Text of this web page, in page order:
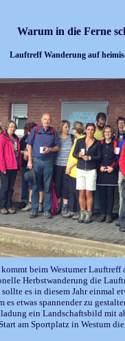
Warum in die Ferne
Lauftreff Wanderung auf
beim Westumer
Herbstwanderung die
es in diesem Jahr einmal
es etwas spannender zu
ein Landschaftsbild mit
am Sportplatz in Westum